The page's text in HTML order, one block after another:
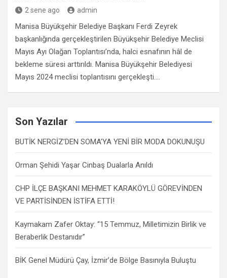
2 sene ago admin
Manisa Büyükşehir Belediye Başkanı Ferdi Zeyrek
başkanlığında gerçekleştirilen Büyükşehir Belediye Meclisi
Mayıs Ayı Olağan Toplantısı’nda, halci esnafının hâl de
bekleme süresi arttırıldı. Manisa Büyükşehir Belediyesi
Mayıs 2024 meclisi toplantısını gerçekleşti.…
Son Yazılar
BUTİK NERGİZ’DEN SOMA’YA YENİ BİR MODA DOKUNUŞU
Orman Şehidi Yaşar Cinbaş Dualarla Anıldı
CHP İLÇE BAŞKANI MEHMET KARAKÖYLÜ GÖREVİNDEN
VE PARTİSİNDEN İSTİFA ETTİ!
Kaymakam Zafer Oktay: “15 Temmuz, Milletimizin Birlik ve
Beraberlik Destanıdır”
BİK Genel Müdürü Çay, İzmir’de Bölge Basınıyla Buluştu